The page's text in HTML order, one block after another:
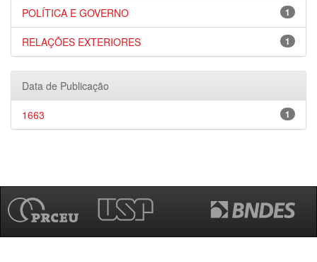
1
POLÍTICA E GOVERNO
1
RELAÇÕES EXTERIORES
Data de Publicação
1
1663